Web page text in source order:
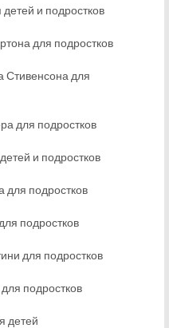
и подростков
для подростков
Стивенсона для
для подростков
и подростков
для подростков
подростков
для подростков
подростков
детей